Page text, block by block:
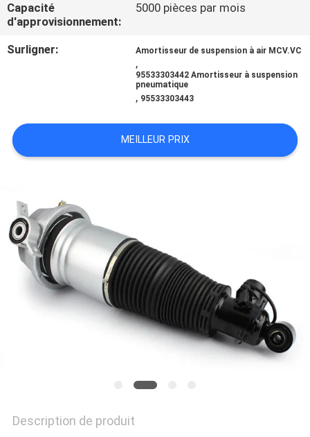
CONTACTEZ-
NOUS
CITATION
DU
SITE
PRIVACY
POLICY
Capacité
d'approvisionnement:
5000 pièces par mois
Surligner: Amortisseur de suspension à air MCV.VC
,
95533303442 Amortisseur à suspension
pneumatique
, 95533303443
MEILLEUR PRIX
Description de produit